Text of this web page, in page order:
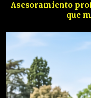
Asesoramiento
que